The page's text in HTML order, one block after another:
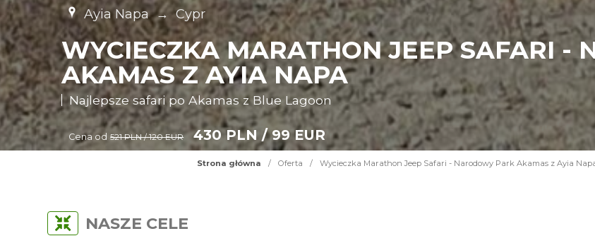
Ayia Napa → Cypr
WYCIECZKA MARATHON JEEP SAFARI -
AKAMAS Z AYIA NAPA
Najlepsze safari po Akamas z Blue Lagoon
Cena od 521 PLN / 120 EUR 430 PLN / 99 EUR
Strona główna / Oferta / Wycieczka Marathon Jeep Safari - Narodowy Park Akamas z Ayia
NASZE CELE